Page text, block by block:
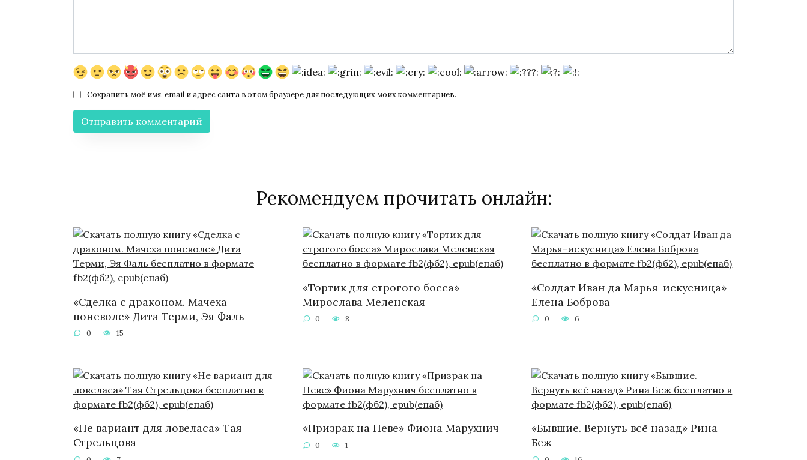
Сохранить моё имя, email и адрес сайта в этом браузере для последующих моих комментариев.
Рекомендуем прочитать онлайн:
«Сделка с драконом. Мачеха
поневоле» Дита Терми, Эя Фаль
0 15
«Тортик для строгого босса»
Мирослава Меленская
0 8
«Солдат Иван да Марья-искусница»
Елена Боброва
0 6
«Не вариант для ловеласа» Тая
Стрельцова
«Призрак на Неве» Фиона Марухнич
0 1
«Бывшие. Вернуть всё назад» Рина
Беж